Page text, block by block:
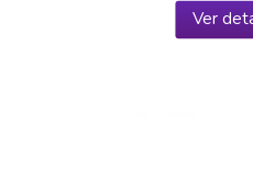
Ver